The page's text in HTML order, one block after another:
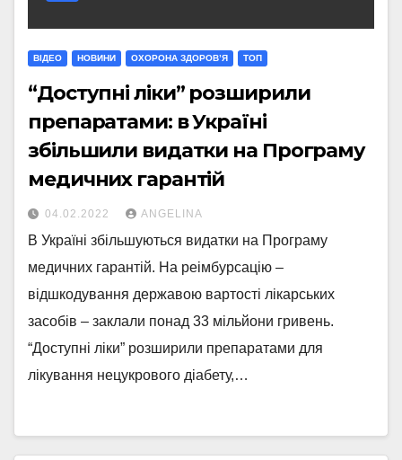
ВІДЕО НОВИНИ ОХОРОНА ЗДОРОВ’Я ТОП
“Доступні ліки” розширили
препаратами: в Україні
збільшили видатки на Програму
медичних гарантій
04.02.2022 ANGELINA
В Україні збільшуються видатки на Програму
медичних гарантій. На реімбурсацію –
відшкодування державою вартості лікарських
засобів – заклали понад 33 мільйони гривень.
“Доступні ліки” розширили препаратами для
лікування нецукрового діабету,…